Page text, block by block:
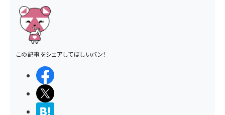
この記事をシェアしてほしいパン！